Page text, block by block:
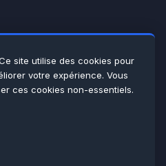
site utilise des cookies pour
votre expérience. Vous
ces cookies non-essentiels.